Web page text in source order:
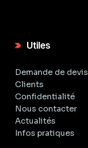
Utiles
Demande de devis
Clients
Confidentialité
Nous contacter
Actualités
Infos pratiques